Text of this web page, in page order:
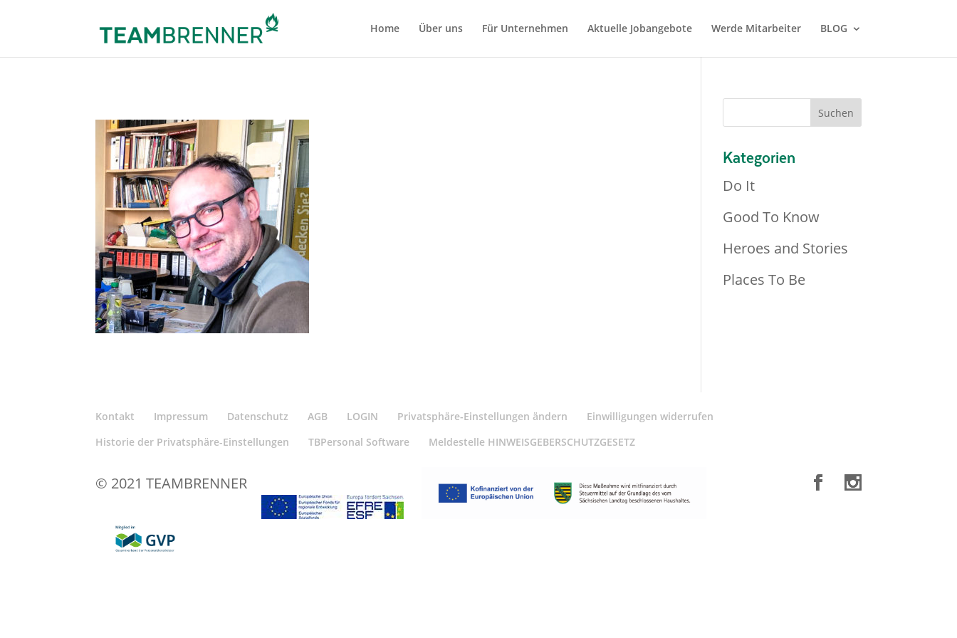
Home Über uns Für Unternehmen Aktuelle Jobangebote Werde Mitarbeiter BLOG
Kategorien
Do It
Good To Know
Heroes and Stories
Places To Be
Kontakt Impressum Datenschutz AGB LOGIN Privatsphäre-Einstellungen ändern
Einwilligungen widerrufen
Historie der Privatsphäre-Einstellungen
TBPersonal Software Meldestelle HINWEISGEBERSCHUTZGESETZ
© 2021 TEAMBRENNER